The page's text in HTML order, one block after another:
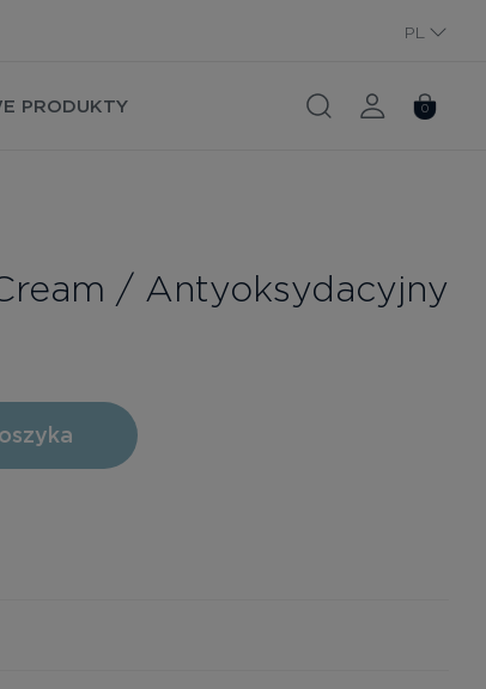
PL
PRODUKTY 0
/ Antyoksydacyjny